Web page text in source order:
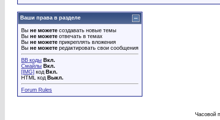
Ваши права в разделе
Вы не можете создавать новые темы
Вы не можете отвечать в темах
Вы не можете прикреплять вложения
Вы не можете редактировать свои сообщения
BB коды Вкл.
Смайлы Вкл.
[IMG] код Вкл.
HTML код Выкл.
Forum Rules
Часовой